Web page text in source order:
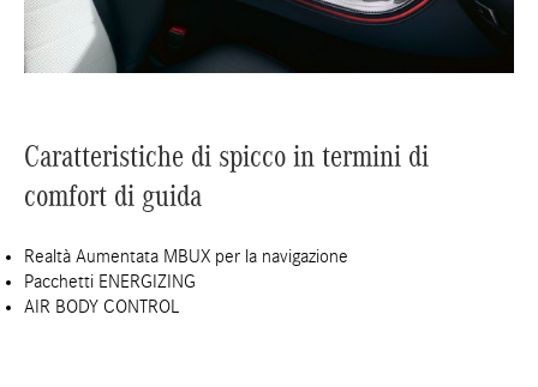
Caratteristiche di spicco in termini di
comfort di guida
Realtà Aumentata MBUX per la navigazione
Pacchetti ENERGIZING
AIR BODY CONTROL